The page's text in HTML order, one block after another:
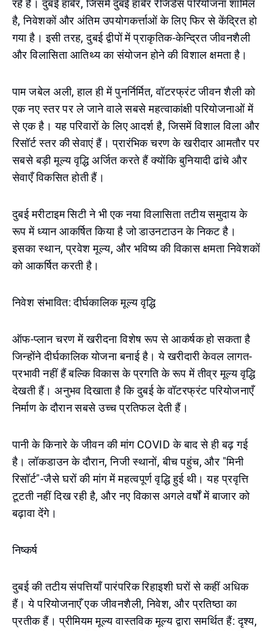
रहे हैं। दुबई हार्बर, जिसमें दुबई हार्बर रेजिडेंस परियोजना शामिल
है, निवेशकों और अंतिम उपयोगकर्त्ताओं के लिए फिर से केंद्रित हो
गया है। इसी तरह, दुबई द्वीपों में प्राकृतिक-केन्द्रित जीवनशैली
और विलासिता आतिथ्य का संयोजन होने की विशाल क्षमता है।
पाम जबेल अली, हाल ही में पुनर्निर्मित, वॉटरफ्रंट जीवन शैली को
एक नए स्तर पर ले जाने वाले सबसे महत्वाकांक्षी परियोजनाओं में
से एक है। यह परिवारों के लिए आदर्श है, जिसमें विशाल विला और
रिसॉर्ट स्तर की सेवाएं हैं। प्रारंभिक चरण के खरीदार आमतौर पर
सबसे बड़ी मूल्य वृद्धि अर्जित करते हैं क्योंकि बुनियादी ढांचे और
सेवाएँ विकसित होती हैं।
दुबई मरीटाइम सिटी ने भी एक नया विलासिता तटीय समुदाय के
रूप में ध्यान आकर्षित किया है जो डाउनटाउन के निकट है।
इसका स्थान, प्रवेश मूल्य, और भविष्य की विकास क्षमता निवेशकों
को आकर्षित करती है।
निवेश संभावित: दीर्घकालिक मूल्य वृद्धि
ऑफ-प्लान चरण में खरीदना विशेष रूप से आकर्षक हो सकता है
जिन्होंने दीर्घकालिक योजना बनाई है। ये खरीदारी केवल लागत-
प्रभावी नहीं हैं बल्कि विकास के प्रगति के रूप में तीव्र मूल्य वृद्धि
देखती हैं। अनुभव दिखाता है कि दुबई के वॉटरफ्रंट परियोजनाएँ
निर्माण के दौरान सबसे उच्च प्रतिफल देती हैं।
पानी के किनारे के जीवन की मांग COVID के बाद से ही बढ़ गई
है। लॉकडाउन के दौरान, निजी स्थानों, बीच पहुंच, और "मिनी
रिसॉर्ट"-जैसे घरों की मांग में महत्वपूर्ण वृद्धि हुई थी। यह प्रवृत्ति
टूटती नहीं दिख रही है, और नए विकास अगले वर्षों में बाजार को
बढ़ावा देंगे।
निष्कर्ष
दुबई की तटीय संपत्तियाँ पारंपरिक रिहाइशी घरों से कहीं अधिक
हैं। ये परियोजनाएँ एक जीवनशैली, निवेश, और प्रतिष्ठा का
प्रतीक हैं। प्रीमियम मूल्य वास्तविक मूल्य द्वारा समर्थित हैं: दृश्य,